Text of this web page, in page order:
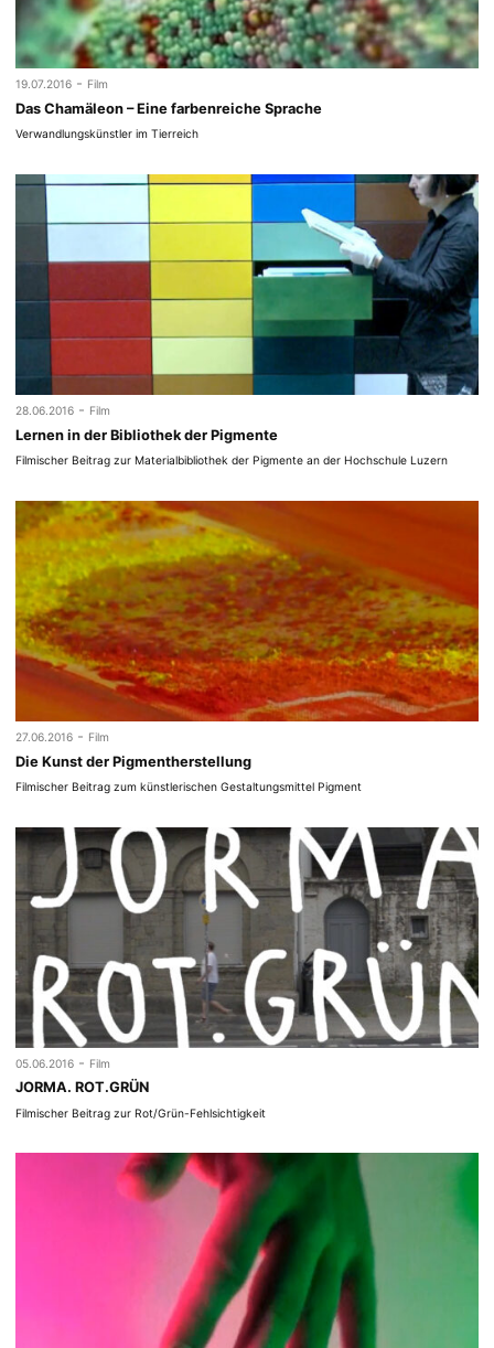
19.07.2016 - Film
Das Chamäleon – Eine farbenreiche Sprache
Verwandlungskünstler im Tierreich
28.06.2016 - Film
Lernen in der Bibliothek der Pigmente
Filmischer Beitrag zur Materialbibliothek der Pigmente an der Hochschule Luzern
27.06.2016 - Film
Die Kunst der Pigmentherstellung
Filmischer Beitrag zum künstlerischen Gestaltungsmittel Pigment
05.06.2016 - Film
JORMA. ROT.GRÜN
Filmischer Beitrag zur Rot/Grün-Fehlsichtigkeit